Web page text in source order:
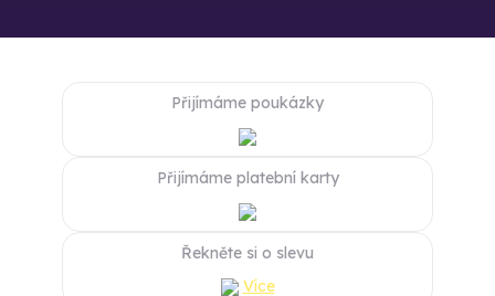
Přijímáme poukázky
Přijímáme platební karty
Řekněte si o slevu
Více